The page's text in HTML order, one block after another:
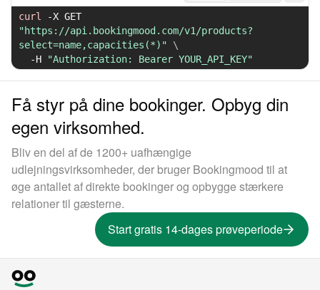
curl -X
"https://api.bookingmood.com/v1/products?
select=name,capacities(*)"
\
-H
"Authorization: Bearer YOUR_API_KEY"
Få styr på dine bookinger. Opbyg din
egen virksomhed.
Bliv en del af de 1200+ uafhængige
udlejningsvirksomheder, der bruger Bookingmood til at
øge antallet af direkte bookinger og opbygge stærkere
relationer til gæsterne.
Start gratis 14-dages prøveperiode